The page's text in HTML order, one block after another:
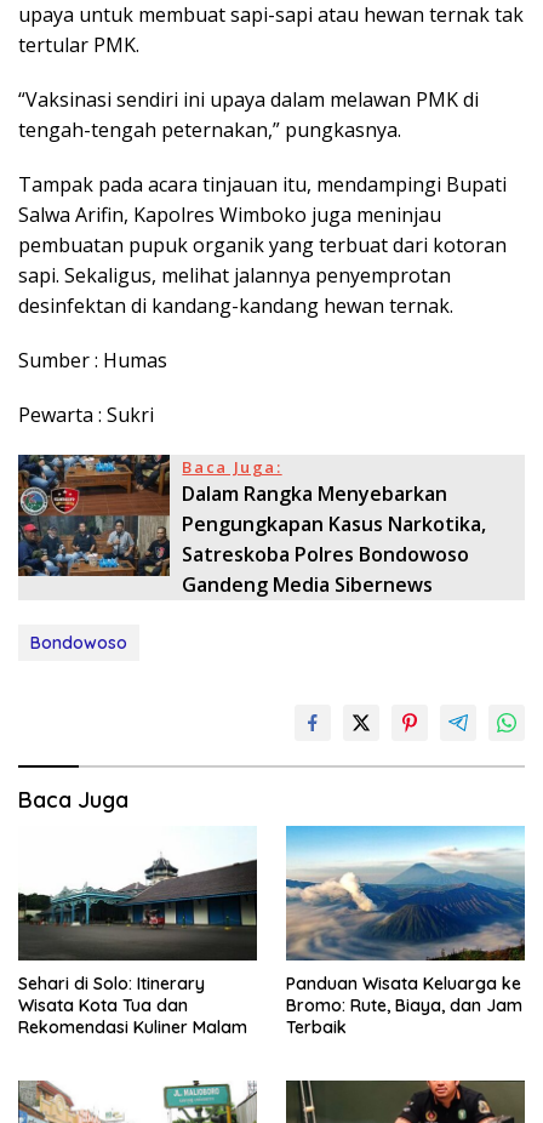
upaya untuk membuat sapi-sapi atau hewan ternak tak
tertular PMK.
“Vaksinasi sendiri ini upaya dalam melawan PMK di
tengah-tengah peternakan,” pungkasnya.
Tampak pada acara tinjauan itu, mendampingi Bupati
Salwa Arifin, Kapolres Wimboko juga meninjau
pembuatan pupuk organik yang terbuat dari kotoran
sapi. Sekaligus, melihat jalannya penyemprotan
desinfektan di kandang-kandang hewan ternak.
Sumber : Humas
Pewarta : Sukri
Baca Juga:
Dalam Rangka Menyebarkan
Pengungkapan Kasus Narkotika,
Satreskoba Polres Bondowoso
Gandeng Media Sibernews
Bondowoso
Baca Juga
Sehari di Solo: Itinerary
Wisata Kota Tua dan
Rekomendasi Kuliner Malam
Panduan Wisata Keluarga ke
Bromo: Rute, Biaya, dan Jam
Terbaik